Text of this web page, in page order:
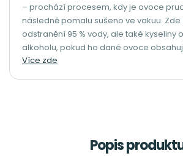
– prochází procesem, kdy je ovoce
následně pomalu sušeno ve vakuu.
odstranění 95 % vody, ale také kyseliny
alkoholu, pokud ho dané ovoce
Více zde
Popis